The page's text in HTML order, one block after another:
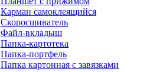
Карман самоклеящийся
Скоросшиватель
Файл-вкладыш
Папка-картотека
Папка-портфель
Папка картонная с завязками